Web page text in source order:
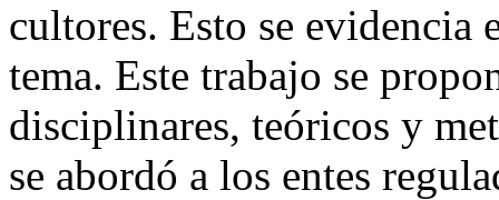
cultores. Esto se evidencia
tema. Este trabajo se
disciplinares, teóricos y
se abordó a los entes